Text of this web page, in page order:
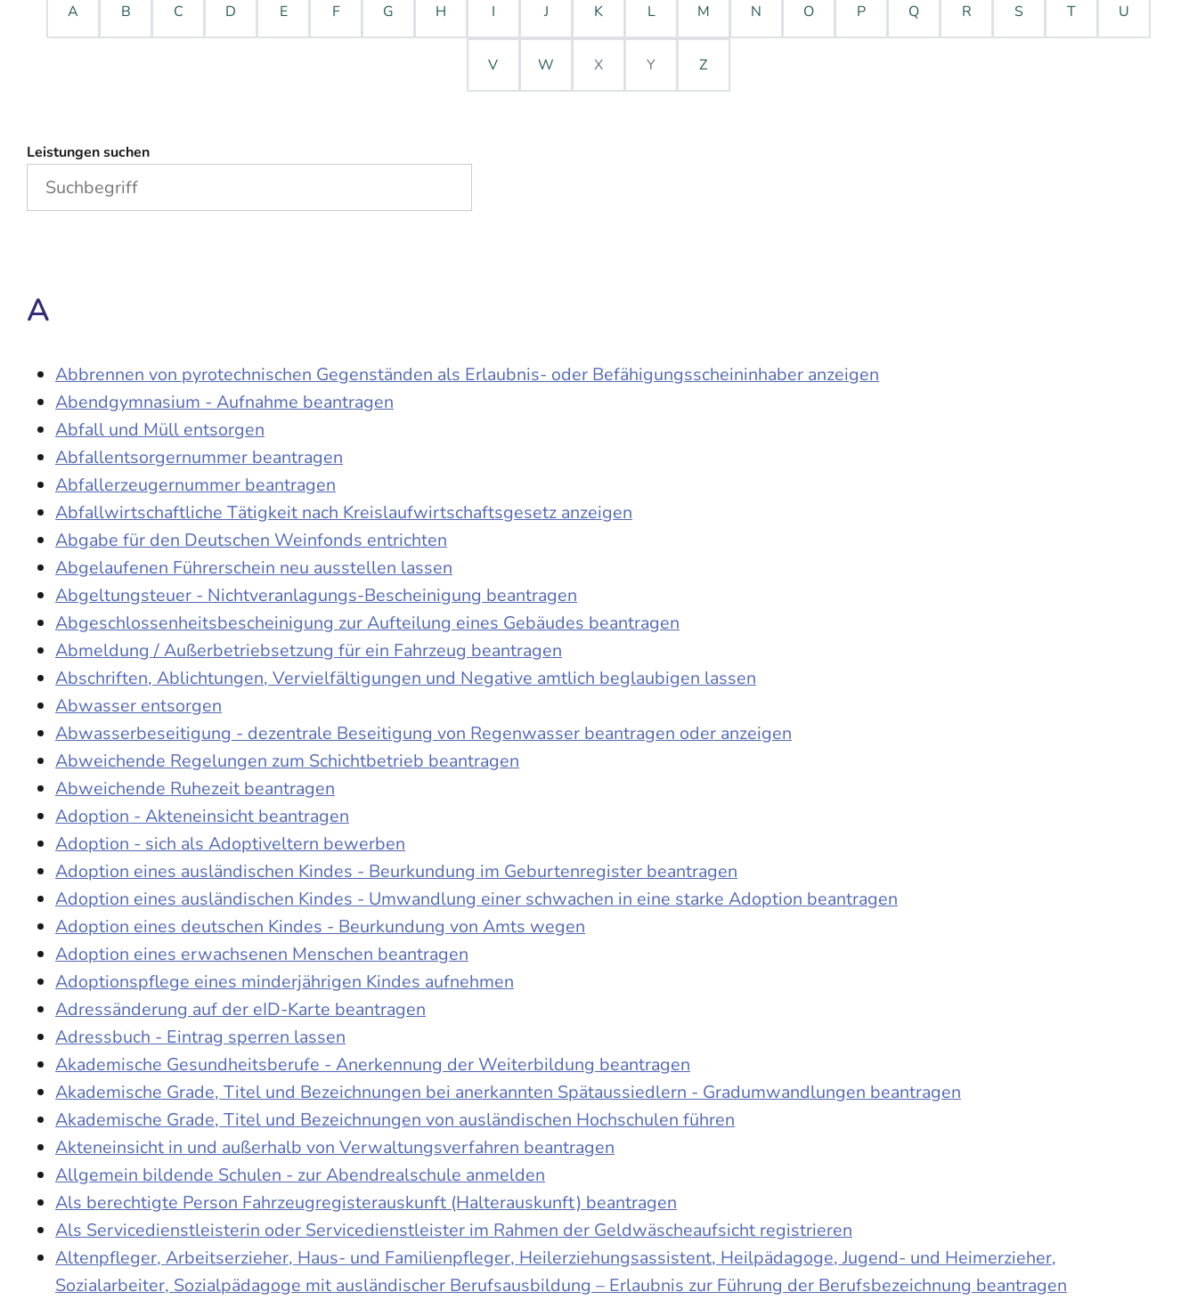
A B C D E F G H I J K L M N O P Q R S T U
V W X Y Z
Leistungen suchen
A
Abbrennen von pyrotechnischen Gegenständen als Erlaubnis- oder Befähigungsscheininhaber anzeigen
Abendgymnasium - Aufnahme beantragen
Abfall und Müll entsorgen
Abfallentsorgernummer beantragen
Abfallerzeugernummer beantragen
Abfallwirtschaftliche Tätigkeit nach Kreislaufwirtschaftsgesetz anzeigen
Abgabe für den Deutschen Weinfonds entrichten
Abgelaufenen Führerschein neu ausstellen lassen
Abgeltungsteuer - Nichtveranlagungs-Bescheinigung beantragen
Abgeschlossenheitsbescheinigung zur Aufteilung eines Gebäudes beantragen
Abmeldung / Außerbetriebsetzung für ein Fahrzeug beantragen
Abschriften, Ablichtungen, Vervielfältigungen und Negative amtlich beglaubigen lassen
Abwasser entsorgen
Abwasserbeseitigung - dezentrale Beseitigung von Regenwasser beantragen oder anzeigen
Abweichende Regelungen zum Schichtbetrieb beantragen
Abweichende Ruhezeit beantragen
Adoption - Akteneinsicht beantragen
Adoption - sich als Adoptiveltern bewerben
Adoption eines ausländischen Kindes - Beurkundung im Geburtenregister beantragen
Adoption eines ausländischen Kindes - Umwandlung einer schwachen in eine starke Adoption beantragen
Adoption eines deutschen Kindes - Beurkundung von Amts wegen
Adoption eines erwachsenen Menschen beantragen
Adoptionspflege eines minderjährigen Kindes aufnehmen
Adressänderung auf der eID-Karte beantragen
Adressbuch - Eintrag sperren lassen
Akademische Gesundheitsberufe - Anerkennung der Weiterbildung beantragen
Akademische Grade, Titel und Bezeichnungen bei anerkannten Spätaussiedlern - Gradumwandlungen beantragen
Akademische Grade, Titel und Bezeichnungen von ausländischen Hochschulen führen
Akteneinsicht in und außerhalb von Verwaltungsverfahren beantragen
Allgemein bildende Schulen - zur Abendrealschule anmelden
Als berechtigte Person Fahrzeugregisterauskunft (Halterauskunft) beantragen
Als Servicedienstleisterin oder Servicedienstleister im Rahmen der Geldwäscheaufsicht registrieren
Altenpfleger, Arbeitserzieher, Haus- und Familienpfleger, Heilerziehungsassistent, Heilpädagoge, Jugend- und Heimerzieher,
Sozialarbeiter, Sozialpädagoge mit ausländischer Berufsausbildung – Erlaubnis zur Führung der Berufsbezeichnung beantragen